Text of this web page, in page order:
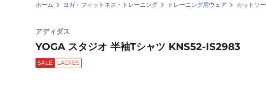
ホーム ヨガ・フィットネス・トレーニング トレーニング用ウェア カットソー
アディダス
YOGA スタジオ 半袖Tシャツ KNS52-IS2983
SALE LADIES